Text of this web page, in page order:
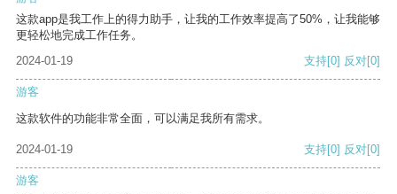
这款app是我工作上的得力助手，让我的工作效率提高了50%，让我能够
更轻松地完成工作任务。
2024-01-19
支持[0] 反对[0]
游客
这款软件的功能非常全面，可以满足我所有需求。
2024-01-19 支持[0] 反对[0]
游客